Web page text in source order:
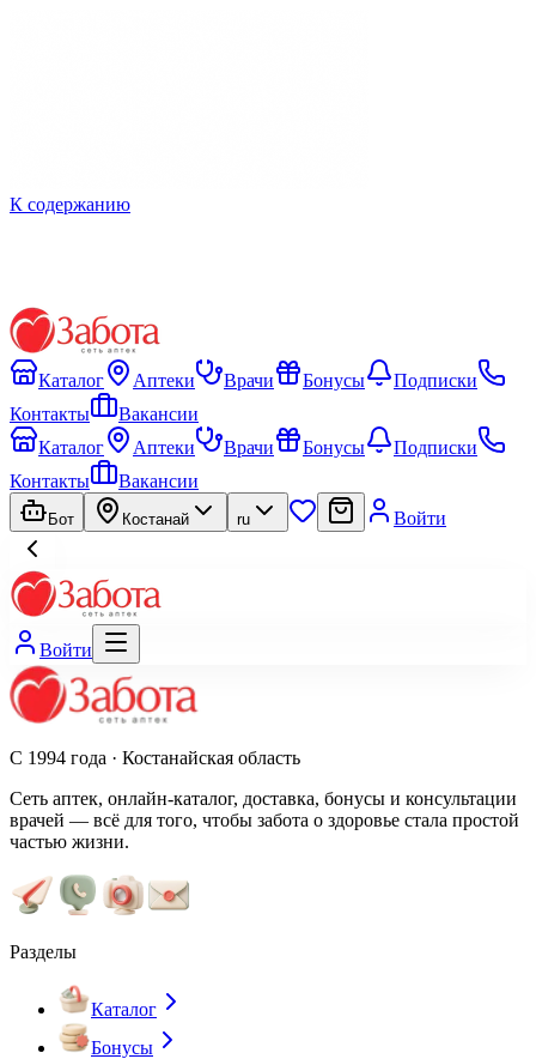
К содержанию
Каталог Аптеки Врачи Бонусы
Подписки
Контакты
Вакансии
Каталог
Аптеки Врачи Бонусы
Подписки
Контакты
Вакансии
Бот Костанай ru Войти
Войти
С 1994 года · Костанайская область
Сеть аптек, онлайн-каталог, доставка, бонусы и консультации
врачей — всё для того, чтобы забота о здоровье стала простой
частью жизни.
Разделы
Каталог
Бонусы